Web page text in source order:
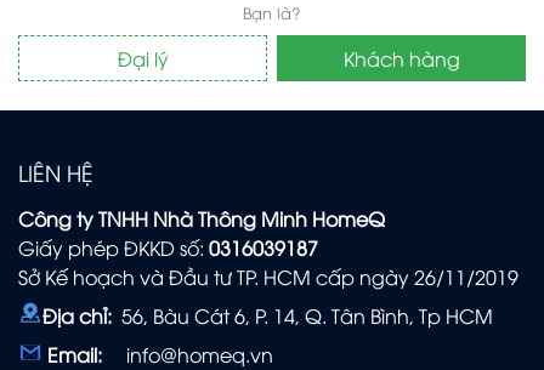
Bạn là?
Đại lý Khách hàng
LIÊN HỆ
Công ty TNHH Nhà Thông Minh HomeQ
Giấy phép ĐKKD số: 0316039187
Sở Kế hoạch và Đầu tư TP. HCM cấp ngày 26/11/2019
Địa chỉ: 56, Bàu Cát 6, P. 14, Q. Tân Bình, Tp HCM
Email:
info@homeq.vn